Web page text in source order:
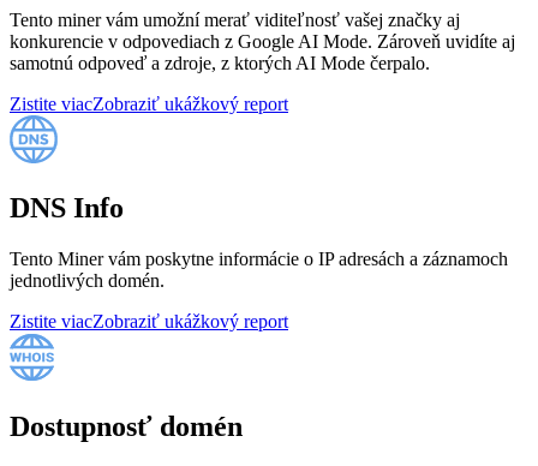
Tento miner vám umožní merať viditeľnosť vašej značky aj
konkurencie v odpovediach z Google AI Mode. Zároveň uvidíte aj
samotnú odpoveď a zdroje, z ktorých AI Mode čerpalo.
Zistite viacZobraziť ukážkový report
DNS Info
Tento Miner vám poskytne informácie o IP adresách a záznamoch
jednotlivých domén.
Zistite viacZobraziť ukážkový report
Dostupnosť domén